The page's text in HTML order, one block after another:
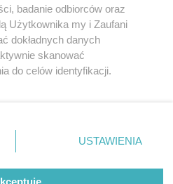
regulamin korzystania z portali
Skontakuj sięz nami
Kontakt
Wydawca
Redakcja
badanie odbiorców oraz
Użytkownika my i Zaufani
dokładnych danych
skanować
do celów identyfikacji.
ustawień prywatności
rogu strony
nie wymagają zgody
sprzeciwić się takiemu
USTAWIENIA